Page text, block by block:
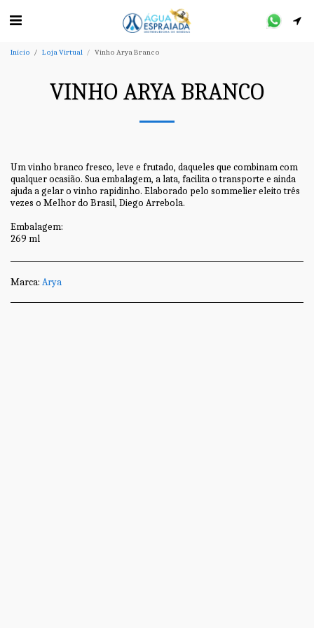
Início Loja Virtual Vinho Arya Branco
VINHO ARYA BRANCO
Um vinho branco fresco, leve e frutado, daqueles que combinam com
qualquer ocasião. Sua embalagem, a lata, facilita o transporte e ainda
ajuda a gelar o vinho rapidinho. Elaborado pelo sommelier eleito três
vezes o Melhor do Brasil, Diego Arrebola.
Embalagem:
269 ml
Marca: Arya